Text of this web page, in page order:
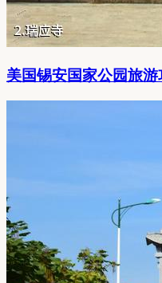
美国锡安国家公园旅游